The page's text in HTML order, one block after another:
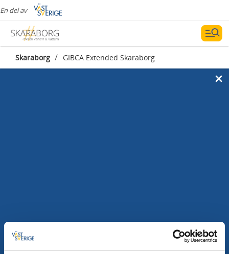
En del av
Skaraborg / GIBCA Extended Skaraborg